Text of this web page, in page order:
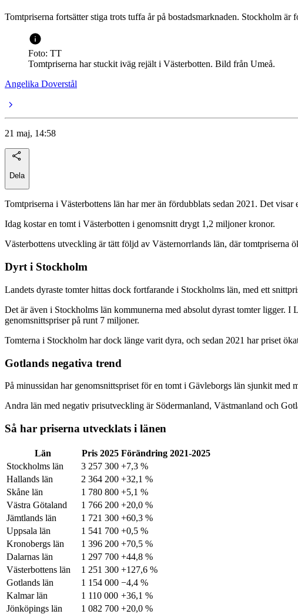
Tomtpriserna fortsätter stiga trots tuffa år på bostadsmarknaden. Stockholm
Foto: TT
Tomtpriserna har stuckit iväg rejält i Västerbotten. Bild från Umeå.
Angelika Doverstål
21 maj, 14:58
Dela
Tomtpriserna i Västerbottens län har mer än fördubblats sedan 2021. Det
Idag kostar en tomt i Västerbotten i genomsnitt drygt 1,2 miljoner kronor.
Västerbottens utveckling är tätt följd av Västernorrlands län, där tomtpriserna
Dyrt i Stockholm
Landets dyraste tomter hittas dock fortfarande i Stockholms län, med ett
Det är även i Stockholms län kommunerna med absolut dyrast tomter ligger.
genomsnittspriser på runt 7 miljoner.
Tomterna i Stockholm har dock länge varit dyra, och sedan 2021 har priset
Gotlands negativa trend
På minussidan har genomsnittspriset för en tomt i Gävleborgs län sjunkit med
Andra län med negativ prisutveckling är Södermanland, Västmanland och
Så har priserna utvecklats i länen
Län Pris 2025 Förändring 2021-2025
Stockholms län
3 257 300 +7,3 %
Hallands län
2 364 200 +32,1 %
Skåne län
1 780 800 +5,1 %
Västra Götaland
1 766 200 +20,0 %
Jämtlands län
1 721 300 +60,3 %
Uppsala län
1 541 700 +0,5 %
Kronobergs län
1 396 200 +70,5 %
Dalarnas län
1 297 700 +44,8 %
Västerbottens län
1 251 300 +127,6 %
Gotlands län
1 154 000 −4,4 %
Kalmar län
1 110 000 +36,1 %
Jönköpings län
1 082 700 +20,0 %